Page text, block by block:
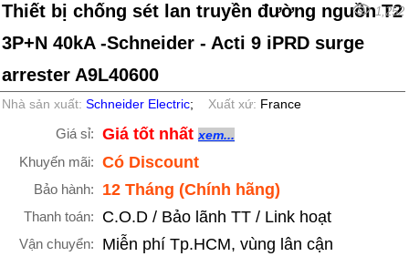
Thiết bị chống sét lan truyền đường nguồn T2
3P+N 40kA -Schneider - Acti 9 iPRD surge
arrester A9L40600
1,252
Nhà sản xuất:Schneider Electric; Xuất xứ: France
Giá sỉ: Giá tốt nhấtxem...
Khuyến mãi: Có Discount
Bảo hành: 12 Tháng (Chính hãng)
Thanh toán: C.O.D / Bảo lãnh TT / Link hoạt
Vận chuyển: Miễn phí Tp.HCM, vùng lân cận